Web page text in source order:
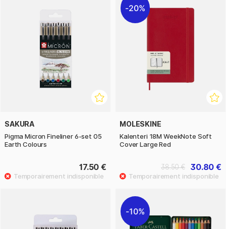
SAKURA
Pigma Micron Fineliner 6-set 05
Earth Colours
17.50 €
20%
MOLESKINE
Kalenteri 18M WeekNote Soft
Cover Large Red
30.80 €
38.50 €
10%